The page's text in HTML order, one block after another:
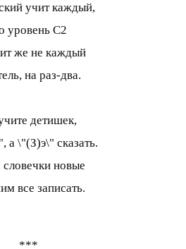
учит каждый,
уровень С2
же не каждый
на раз-два.
детишек,
а \"(З)э\" сказать.
новые
все записать.
***